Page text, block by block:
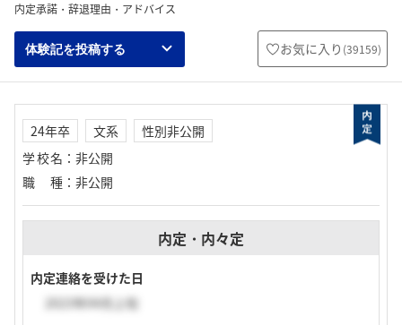
内定承諾・辞退理由・アドバイス
体験記を投稿する お気に入り (39159)
24年卒 文系
性別非公開
学校名 ： 非公開
職種 ： 非公開
内定・内々定
内定連絡を受けた日
2023年04月上旬